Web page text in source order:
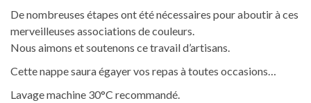
De nombreuses étapes ont été nécessaires pour aboutir à ces
merveilleuses associations de couleurs.
Nous aimons et soutenons ce travail d’artisans.
Cette nappe saura égayer vos repas à toutes occasions…
Lavage machine 30°C recommandé.